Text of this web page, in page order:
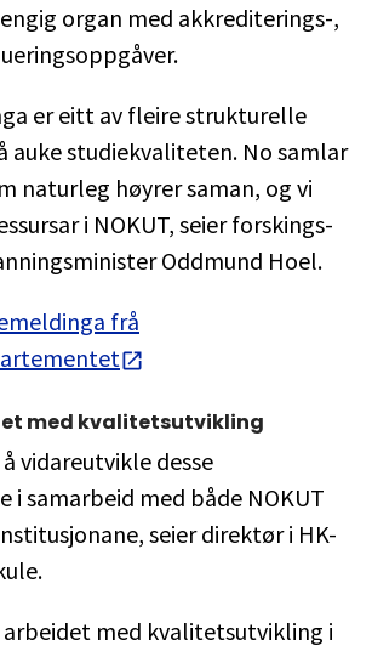
organ med akkrediterings-,
er eitt av fleire strukturelle
auke studiekvaliteten. No samlar
naturleg høyrer saman, og vi
i NOKUT, seier forskings-
Oddmund Hoel.
frå
med kvalitetsutvikling
vidareutvikle desse
i samarbeid med både NOKUT
seier direktør i HK-
arbeidet med kvalitetsutvikling i